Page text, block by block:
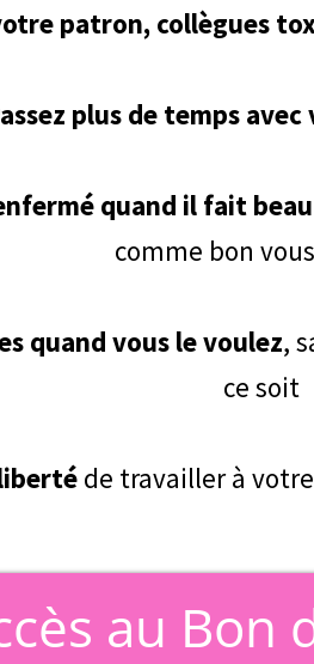
patron, collègues
plus de temps
quand il fait beau
comme bon
quand vous le voulez,
ce soit
de travailler à
au Bon